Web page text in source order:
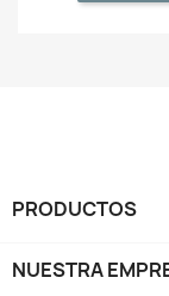
PRODUCTOS
NUESTRA